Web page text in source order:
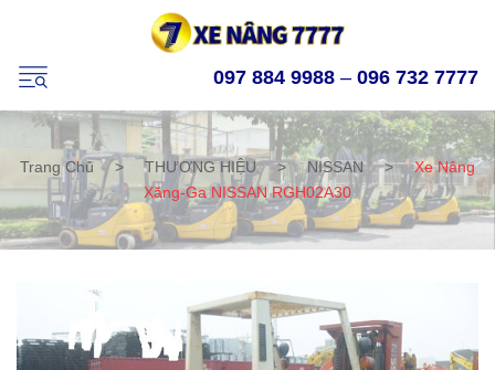
097 884 9988 – 096 732 7777
Trang Chủ > THƯƠNG HIỆU > NISSAN >
Xe Nâng
Xăng-Ga NISSAN RGH02A30